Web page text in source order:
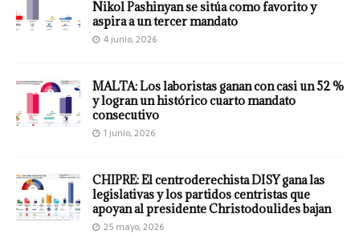
Nikol Pashinyan se sitúa como favorito y
aspira a un tercer mandato
4 junio, 2026
MALTA: Los laboristas ganan con casi un 52 %
y logran un histórico cuarto mandato
consecutivo
1 junio, 2026
CHIPRE: El centroderechista DISY gana las
legislativas y los partidos centristas que
apoyan al presidente Christodoulides bajan
25 mayo, 2026